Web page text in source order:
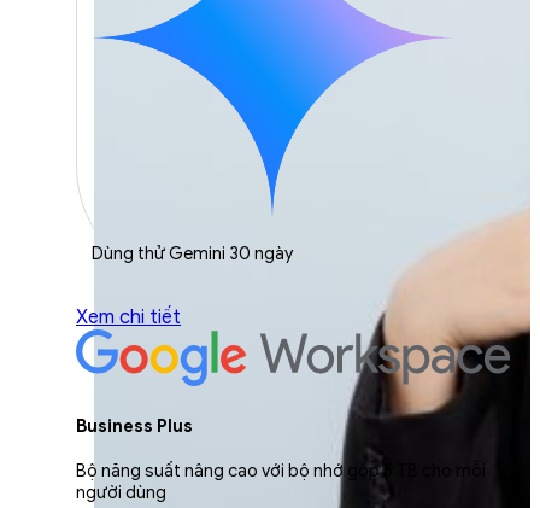
Dùng thử Gemini 30 ngày
Xem chi tiết
Business Plus
Bộ năng suất nâng cao với bộ nhớ gộp 5 TB cho mỗi
người dùng